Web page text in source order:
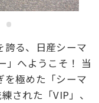
誇る、日産シーマ
」へようこそ！ 当
を極めた「シーマ
された「VIP」、